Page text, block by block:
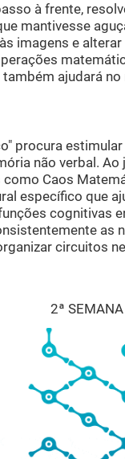
à frente,
mantivesse
imagens e
ajudará
procura
não verbal.
Caos
específico que
cognitivas
as
circuitos
2ª SEMANA